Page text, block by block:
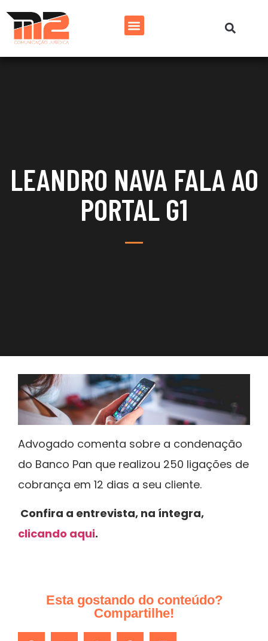
LEANDRO NAVA FALA AO
PORTAL G1
Advogado comenta sobre a condenação
do Banco Pan que realizou 250 ligações de
cobrança em 12 dias a seu cliente.
Confira a entrevista, na íntegra,
clicando aqui.
Esta gostando do conteúdo?
Compartilhe!